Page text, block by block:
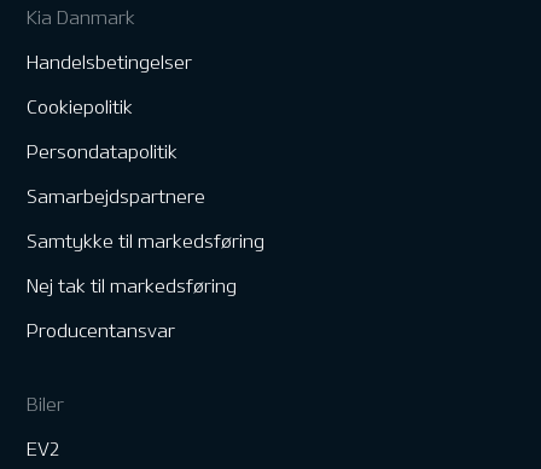
Kia Danmark
Handelsbetingelser
Cookiepolitik
Persondatapolitik
Samarbejdspartnere
Samtykke til markedsføring
Nej tak til markedsføring
Producentansvar
Biler
EV2